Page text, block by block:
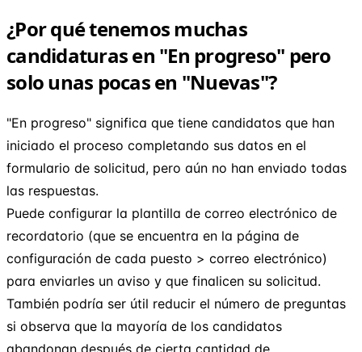
¿Por qué tenemos muchas
candidaturas en "En progreso" pero
solo unas pocas en "Nuevas"?
"En progreso" significa que tiene candidatos que han
iniciado el proceso completando sus datos en el
formulario de solicitud, pero aún no han enviado todas
las respuestas.
Puede configurar la plantilla de correo electrónico de
recordatorio (que se encuentra en la página de
configuración de cada puesto > correo electrónico)
para enviarles un aviso y que finalicen su solicitud.
También podría ser útil reducir el número de preguntas
si observa que la mayoría de los candidatos
abandonan después de cierta cantidad de